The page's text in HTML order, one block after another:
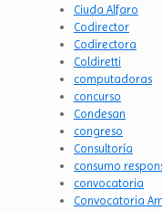
Ciuda Alfaro
Codirector
Codirectora
Coldiretti
computadoras
concurso
Condesan
congreso
Consultoría
consumo
convocatoria
Convocatoria